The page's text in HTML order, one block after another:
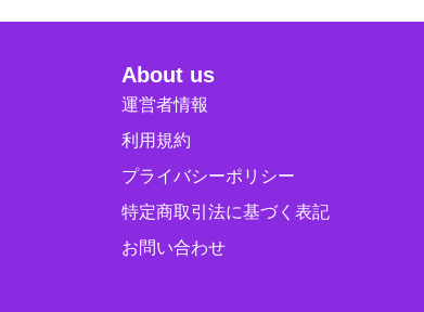
About us
運営者情報
利用規約
プライバシーポリシー
特定商取引法に基づく表記
お問い合わせ